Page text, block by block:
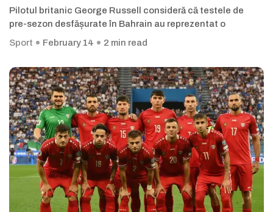
Pilotul britanic George Russell consideră că testele de
pre-sezon desfășurate în Bahrain au reprezentat o
Sport
February 14 2 min read